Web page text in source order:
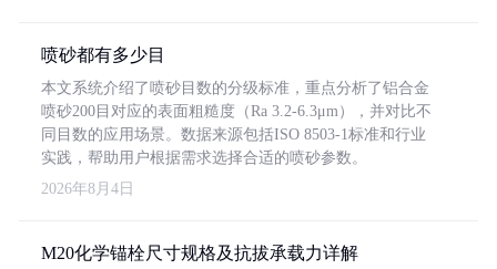
喷砂都有多少目
本文系统介绍了喷砂目数的分级标准，重点分析了铝合金
喷砂200目对应的表面粗糙度（Ra 3.2-6.3μm），并对比不
同目数的应用场景。数据来源包括ISO 8503-1标准和行业
实践，帮助用户根据需求选择合适的喷砂参数。
2026年8月4日
M20化学锚栓尺寸规格及抗拔承载力详解